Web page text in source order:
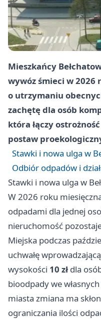
Mieszkańcy
wywóz śmieci w 2026
o utrzymaniu
zachętę dla osób
która łączy
postaw
Stawki i nowa ulga w
Odbiór odpadów i
Stawki i nowa ulga w
W 2026 roku
odpadami dla jednej
nieruchomość
Miejska podczas
uchwałę
wysokości 10 zł dla
bioodpady we
miasta zmiana ma
ograniczania ilości